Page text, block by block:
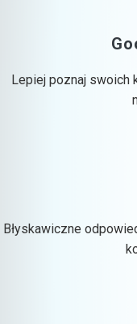
Lepiej poznaj swoich
Błyskawiczne